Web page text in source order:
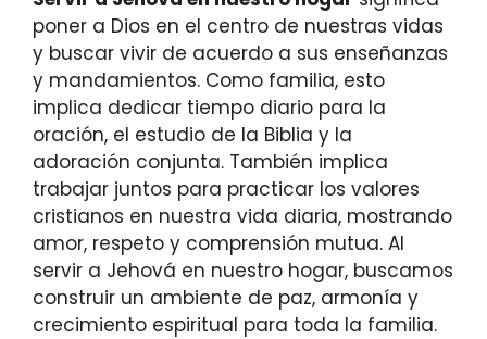
poner a Dios en el centro de nuestras vidas
y buscar vivir de acuerdo a sus enseñanzas
y mandamientos. Como familia, esto
implica dedicar tiempo diario para la
oración, el estudio de la Biblia y la
adoración conjunta. También implica
trabajar juntos para practicar los valores
cristianos en nuestra vida diaria, mostrando
amor, respeto y comprensión mutua. Al
servir a Jehová en nuestro hogar, buscamos
construir un ambiente de paz, armonía y
crecimiento espiritual para toda la familia.